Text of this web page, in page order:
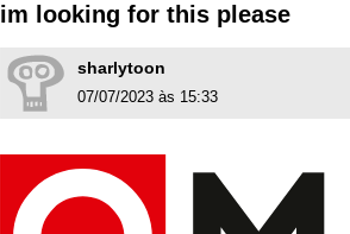
im looking for this please
sharlytoon
07/07/2023 às 15:33